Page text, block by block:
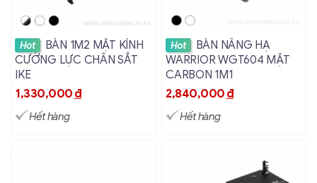
Xem chi tiết
Hot
BÀN 1M2 MẶT KÍNH
CƯỜNG LỰC CHÂN SẮT
IKE
1,330,000đ
Hết hàng
Xem chi tiết
Hot
BÀN NÂNG HẠ
WARRIOR WGT604 MẶT
CARBON 1M1
2,840,000đ
Hết hàng